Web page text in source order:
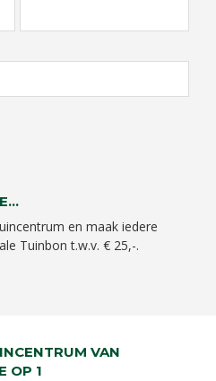
en maak iedere
Tuinbon t.w.v. € 25,-.
VAN
OP 1